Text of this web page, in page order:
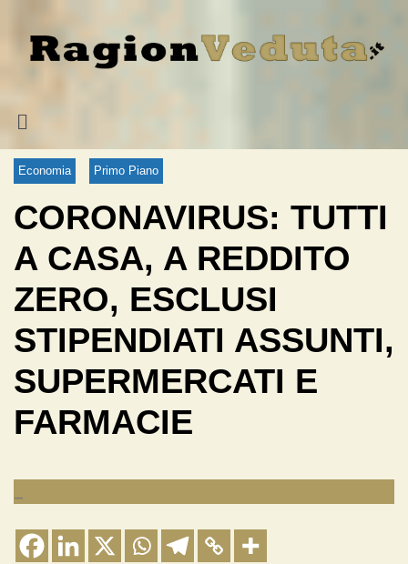
Economia Primo Piano
CORONAVIRUS: TUTTI
A CASA, A REDDITO
ZERO, ESCLUSI
STIPENDIATI ASSUNTI,
SUPERMERCATI E
FARMACIE